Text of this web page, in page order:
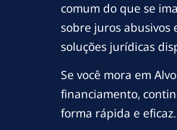
comum do que se
sobre juros abusivos
soluções jurídicas
Se você mora em
financiamento,
forma rápida e eficaz.